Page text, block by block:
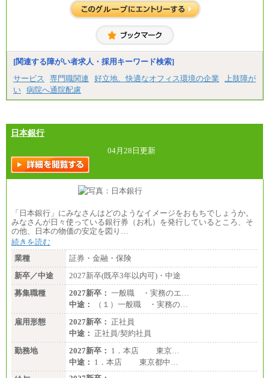
・専門・短大卒
(※3)、218,500円(※4)、216,500円（※5）
※1…東京都、埼玉県、千葉県、神奈川県
※2…大阪府、京都府、兵庫県、滋賀県
※3…愛知県、静岡県
※4…北海道、宮城県、栃木県、群馬県、長野県、新
潟県、富山県、石川県、岡山県、広島県、山口県、
香川県、福岡県
県、福島県、山形県
※3…28,000円、※4…25,000円、※5…23,000円）
・試用期間中も給与変更なし
●基幹職（地域限定社員）
・大学・院卒／月給185,000 円～219,000 円 ※勤務地
〈東京・神奈川〉219,000 円
〈大阪・兵庫〉209,000 円
〈愛知〉194,500 円 〈福岡〉1
・専門・短大卒／月給185,000 円～210,000 円 ※勤務
地により異なる。
〈東京・神奈川〉210,000 円
〈大阪・兵庫〉200,000 円
〈愛知〉194,500 円 〈福
岡〉185,000円
※基本給のみ（地域手当なし）
※試用期間中も給与変更なし
中途：
【阪急交通社】
◆正社員/総合職
月給250,000円～(※1)、247,000円～(※2)、242,000円
～(※3)、239,000円～(※4)、237,000円～（※5）
[関連する障がい者求人・採用キーワード検索]
サービス
専門職関連 好立地、快適なオフィス環境の企業
上肢障が
い 病院へ通院配慮
日本銀行
04月28日更新
「日本銀行」にみなさんはどのようなイメージをおもちでしょうか。
みなさんが日々使っている銀行券（お札）を発行しているところ、そ
の他、日本の物価の安定を図り…
続きを読む
業種
証券・金融・保険
新卒／中途
2027新卒(既卒3年以内可)・中途
募集職種
2027新卒： 一般職 ・実務のエ…
中途：
（１）一般職 ・実務の…
雇用形態
2027新卒： 正社員
中途： 正社員/契約社員
勤務地
2027新卒： 1．本店 東京…
中途： 1．本店 東京都中…